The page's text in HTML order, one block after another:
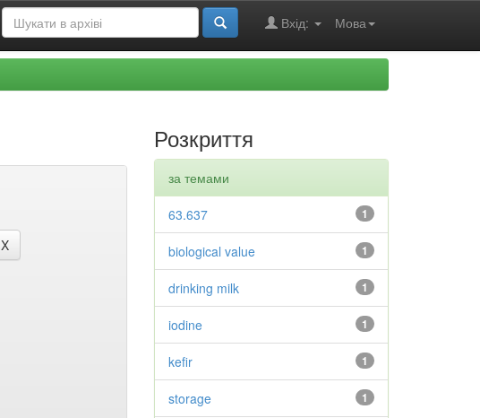
Мова
Вхід:
Розкриття
за темами
1
63.637
1
biological value
1
drinking milk
1
iodine
1
kefir
1
storage